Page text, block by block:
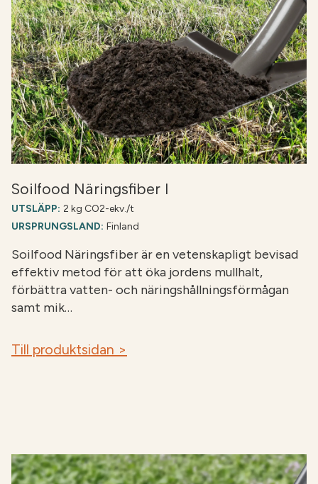
Soilfood Näringsfiber I
UTSLÄPP: 2 kg CO2-ekv./t
URSPRUNGSLAND: Finland
Soilfood Näringsfiber är en vetenskapligt bevisad
effektiv metod för att öka jordens mullhalt,
förbättra vatten- och näringshållningsförmågan
samt mik…
Till produktsidan >